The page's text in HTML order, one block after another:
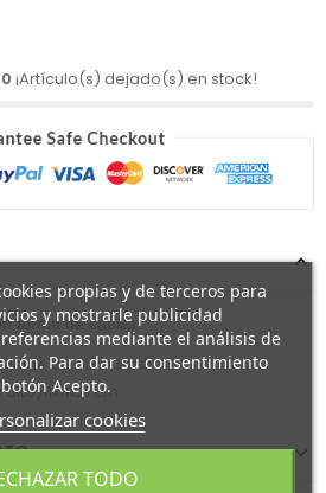
¡Artículo(s) dejado(s) en stock!
forma de capilla.
de color azul.
cm
propias y de terceros para
y mostrarle publicidad
mediante el análisis de
Para dar su consentimiento
Acepto.
cookies
TODO